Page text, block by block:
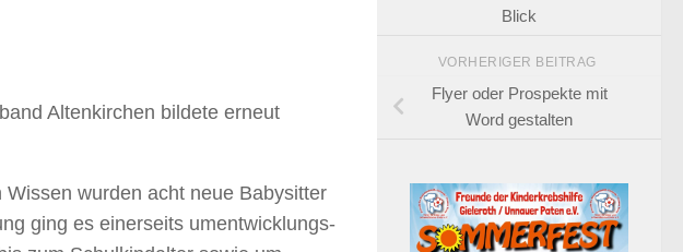
Altenkirchen bildete erneut
wurden acht neue Babysitter
ging es einerseits umentwicklungs-
Blick
VORHERIGER BEITRAG
Flyer oder Prospekte mit
Word gestalten